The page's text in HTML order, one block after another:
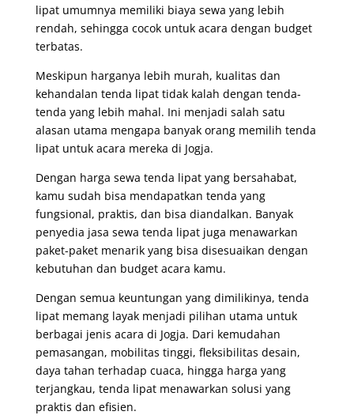
lipat umumnya memiliki biaya sewa yang lebih
rendah, sehingga cocok untuk acara dengan budget
terbatas.
Meskipun harganya lebih murah, kualitas dan
kehandalan tenda lipat tidak kalah dengan tenda-
tenda yang lebih mahal. Ini menjadi salah satu
alasan utama mengapa banyak orang memilih tenda
lipat untuk acara mereka di Jogja.
Dengan harga sewa tenda lipat yang bersahabat,
kamu sudah bisa mendapatkan tenda yang
fungsional, praktis, dan bisa diandalkan. Banyak
penyedia jasa sewa tenda lipat juga menawarkan
paket-paket menarik yang bisa disesuaikan dengan
kebutuhan dan budget acara kamu.
Dengan semua keuntungan yang dimilikinya, tenda
lipat memang layak menjadi pilihan utama untuk
berbagai jenis acara di Jogja. Dari kemudahan
pemasangan, mobilitas tinggi, fleksibilitas desain,
daya tahan terhadap cuaca, hingga harga yang
terjangkau, tenda lipat menawarkan solusi yang
praktis dan efisien.